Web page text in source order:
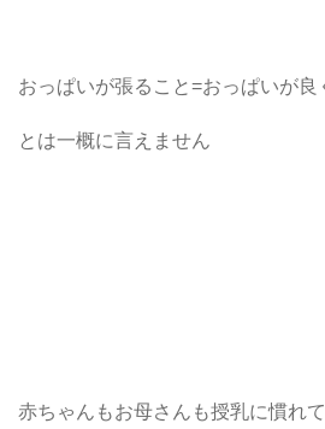
おっぱいが張ること=おっぱいが良
とは一概に言えません
赤ちゃんもお母さんも授乳に慣れて